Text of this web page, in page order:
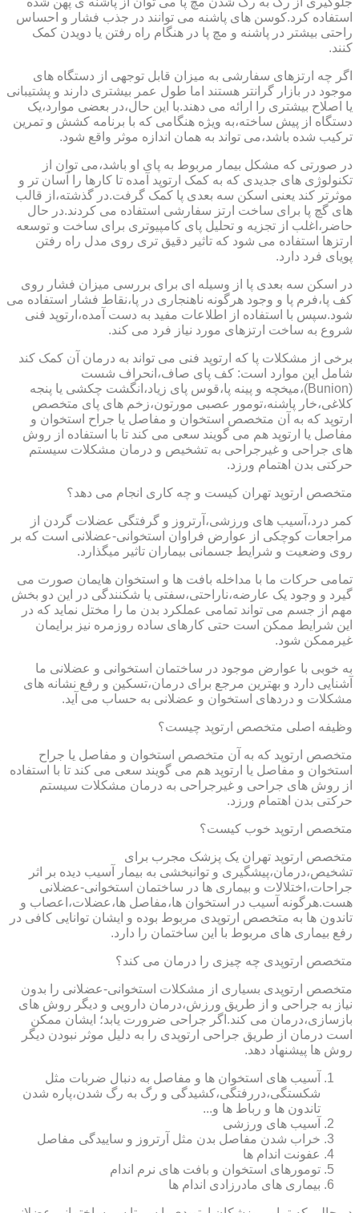
استفاده کرد.کوسن های پاشنه می توانند در جذب فشار و احساس
راحتی بیشتر در پاشنه و مچ پا در هنگام راه رفتن یا دویدن کمک
کنند.
اگر چه ارتزهای سفارشی به میزان قابل توجهی از دستگاه های
موجود در بازار گرانتر هستند اما طول عمر بیشتری دارند و پشتیبانی
یا اصلاح بیشتری را ارائه می دهند.با این حال،در بعضی موارد،یک
دستگاه از پیش ساخته،به ویژه هنگامی که با برنامه کشش و تمرین
ترکیب شده باشد،می تواند به همان اندازه موثر واقع شود.
در صورتی که مشکل بیمار مربوط به پای او باشد،می توان از
تکنولوژی های جدیدی که به کمک ارتوپد آمده تا کارها را آسان تر و
موثرتر کند یعنی اسکن سه بعدی پا کمک گرفت.در گذشته،از قالب
های گچ پا برای ساخت ارتز سفارشی استفاده می کردند.در حال
حاضر،اغلب از تجزیه و تحلیل پای کامپیوتری برای ساخت و توسعه
ارتزها استفاده می شود که تاثیر دقیق تری روی مدل راه رفتن
پویای فرد دارد.
در اسکن سه بعدی پا از وسیله ای برای بررسی میزان فشار روی
کف پا،فرم پا و وجود هرگونه ناهنجاری در پا،نقاط فشار استفاده می
شود.سپس با استفاده از اطلاعات مفید به دست آمده،ارتوپد فنی
شروع به ساخت ارتزهای مورد نیاز فرد می کند.
برخی از مشکلات پا که ارتوپد فنی می تواند به درمان آن کمک کند
شامل این موارد است: کف پای صاف،انحراف شست
(Bunion)،میخچه و پینه پا،قوس پای زیاد،انگشت چکشی یا پنجه
کلاغی،خار پاشنه،تومور عصبی مورتون،زخم های پای متخصص
ارتوپد که به آن متخصص استخوان و مفاصل یا جراح استخوان و
مفاصل یا ارتوپد هم می گویند سعی می کند تا با استفاده از روش
های جراحی و غیرجراحی به تشخیص و درمان مشکلات سیستم
حرکتی بدن اهتمام ورزد.
متخصص ارتوپد تهران کیست و چه کاری انجام می دهد؟
کمر درد،آسیب های ورزشی،آرتروز و گرفتگی عضلات گردن از
مراجعات کوچکی از عوارض فراوان استخوانی-عضلانی است که بر
روی وضعیت و شرایط جسمانی بیماران تاثیر میگذارد.
تمامی حرکات ما با مداخله بافت ها و استخوان هایمان صورت می
گیرد و وجود یک عارضه،ناراحتی،سفتی یا شکنندگی در این دو بخش
مهم از جسم می تواند تمامی عملکرد بدن ما را مختل نماید که در
این شرایط ممکن است حتی کارهای ساده روزمره نیز برایمان
غیرممکن شود.
به خوبی با عوارض موجود در ساختمان استخوانی و عضلانی ما
آشنایی دارد و بهترین مرجع برای درمان،تسکین و رفع نشانه های
مشکلات و دردهای استخوان و عضلانی به حساب می آید.
وظیفه اصلی متخصص ارتوپد چیست؟
متخصص ارتوپد که به آن متخصص استخوان و مفاصل یا جراح
استخوان و مفاصل یا ارتوپد هم می گویند سعی می کند تا با استفاده
از روش های جراحی و غیرجراحی به درمان مشکلات سیستم
حرکتی بدن اهتمام ورزد.
متخصص ارتوپد خوب کیست؟
متخصص ارتوپد تهران یک پزشک مجرب برای
تشخیص،درمان،پیشگیری و توانبخشی به بیمار آسیب دیده بر اثر
جراحات،اختلالات و بیماری ها در ساختمان استخوانی-عضلانی
هست.هرگونه آسیب در استخوان ها،مفاصل ها،عضلات،اعصاب و
تاندون ها به متخصص ارتوپدی مربوط بوده و ایشان توانایی کافی در
رفع بیماری های مربوط با این ساختمان را دارد.
متخصص ارتوپدی چه چیزی را درمان می کند؟
متخصص ارتوپدی بسیاری از مشکلات استخوانی-عضلانی را بدون
نیاز به جراحی و از طریق ورزش،درمان دارویی و دیگر روش های
بازسازی،درمان می کند.اگر جراحی ضرورت یابد؛ ایشان ممکن
است درمان از طریق جراحی ارتوپدی را به دلیل موثر نبودن دیگر
روش ها پیشنهاد دهد.
آسیب های استخوان ها و مفاصل به دنبال ضربات مثل
شکستگی،دررفتگی،کشیدگی و رگ به رگ شدن،پاره شدن
تاندون ها و رباط ها و...
آسیب های ورزشی
خراب شدن مفاصل بدن مثل آرتروز و ساییدگی مفاصل
عفونت اندام ها
تومورهای استخوان و بافت های نرم اندام
بیماری های مادرزادی اندام ها